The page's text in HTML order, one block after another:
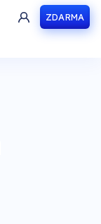
ZDARMA